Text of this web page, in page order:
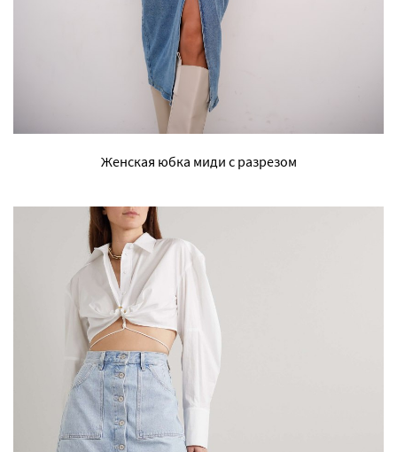
Женская юбка миди с разрезом